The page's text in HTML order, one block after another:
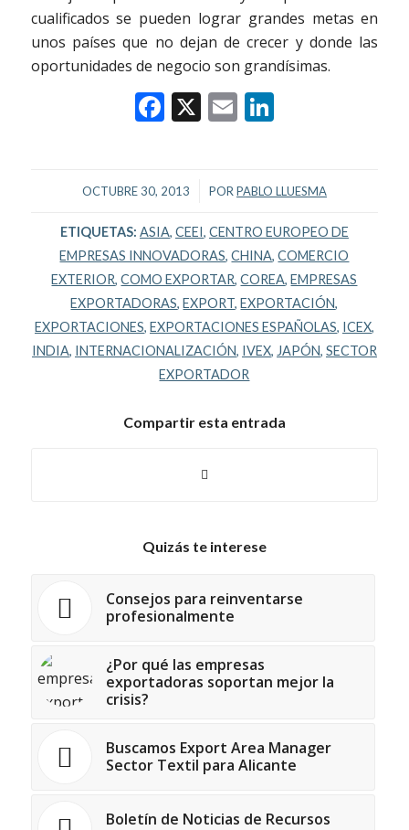
cualificados se pueden lograr grandes metas en
unos países que no dejan de crecer y donde las
oportunidades de negocio son grandísimas.
Facebook
X EmailLinkedIn
OCTUBRE 30, 2013
/ POR PABLO LLUESMA
ETIQUETAS: ASIA, CEEI, CENTRO EUROPEO DE
EMPRESAS INNOVADORAS,CHINA,COMERCIO
EXTERIOR,COMO EXPORTAR,COREA,EMPRESAS
EXPORTADORAS,EXPORT,EXPORTACIÓN,
EXPORTACIONES, EXPORTACIONES ESPAÑOLAS, ICEX,
INDIA, INTERNACIONALIZACIÓN, IVEX, JAPÓN, SECTOR
EXPORTADOR
Compartir esta entrada
Quizás te interese
Consejos para reinventarse
profesionalmente
¿Por qué las empresas
exportadoras soportan mejor la
crisis?
Buscamos Export Area Manager
Sector Textil para Alicante
Boletín de Noticias de Recursos